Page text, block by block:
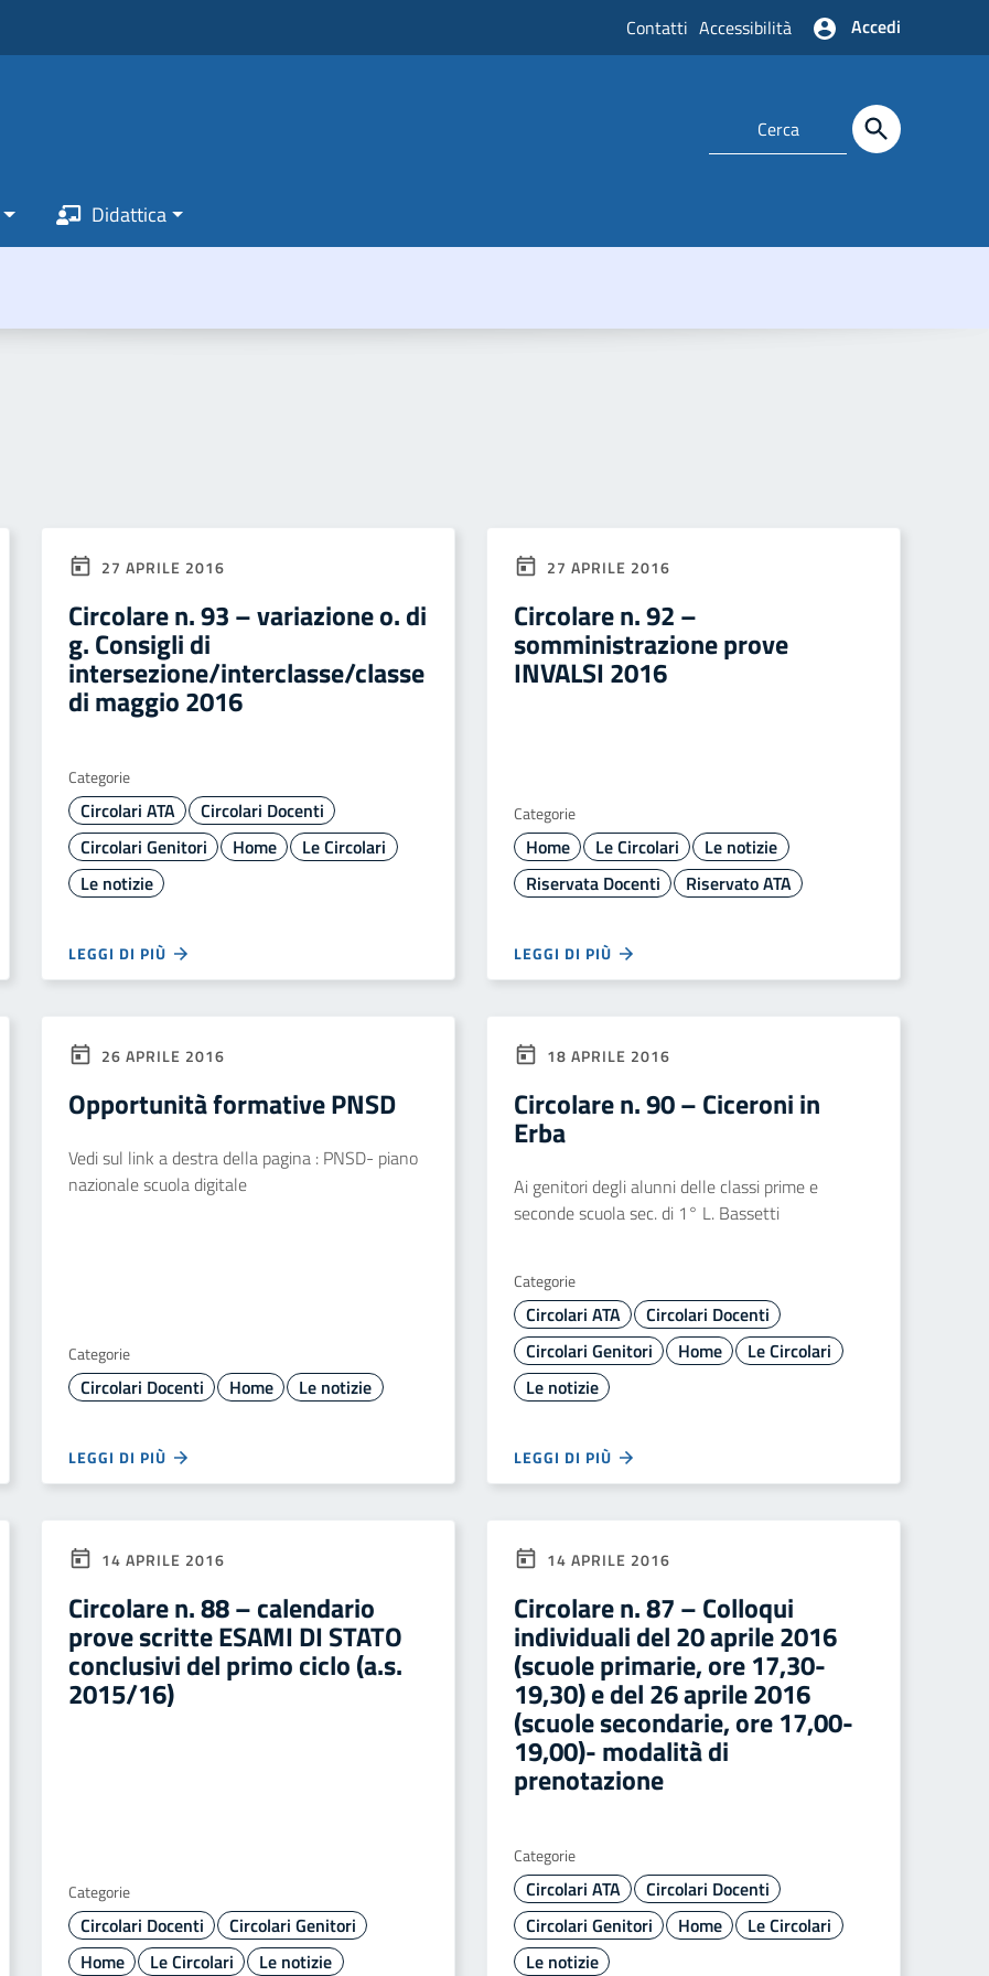
Contatti Accessibilità Accedi
Didattica
27 APRILE 2016
Circolare n. 93 – variazione o. di
g. Consigli di
intersezione/interclasse/classe
di maggio 2016
Categorie
Circolari ATA
Circolari Docenti
Circolari Genitori
Home
Le Circolari
Le notizie
LEGGI DI PIÙ
27 APRILE 2016
Circolare n. 92 –
somministrazione prove
INVALSI 2016
Categorie
Home Le Circolari
Le notizie
Riservata Docenti
Riservato ATA
LEGGI DI PIÙ
26 APRILE 2016
Opportunità formative PNSD
Vedi sul link a destra della pagina : PNSD- piano
nazionale scuola digitale
Categorie
Circolari Docenti Home Le notizie
LEGGI DI PIÙ
18 APRILE 2016
Circolare n. 90 – Ciceroni in
Erba
Ai genitori degli alunni delle classi prime e
seconde scuola sec. di 1° L. Bassetti
Categorie
Circolari ATA
Circolari Docenti
Circolari Genitori
Home
Le Circolari
Le notizie
LEGGI DI PIÙ
14 APRILE 2016
Circolare n. 88 – calendario
prove scritte ESAMI DI STATO
conclusivi del primo ciclo (a.s.
2015/16)
Categorie
Circolari Docenti
Circolari Genitori
Home
Le Circolari Le notizie
14 APRILE 2016
Circolare n. 87 – Colloqui
individuali del 20 aprile 2016
(scuole primarie, ore 17,30-
19,30) e del 26 aprile 2016
(scuole secondarie, ore 17,00-
19,00)- modalità di
prenotazione
Categorie
Circolari ATA
Circolari Docenti
Circolari Genitori
Home
Le Circolari
Le notizie